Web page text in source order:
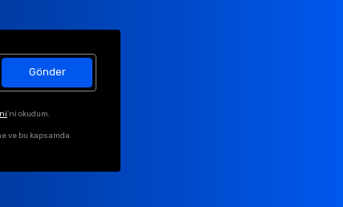
Gönder
'ni okudum.
ve bu kapsamda